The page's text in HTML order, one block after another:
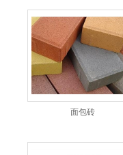
面包砖